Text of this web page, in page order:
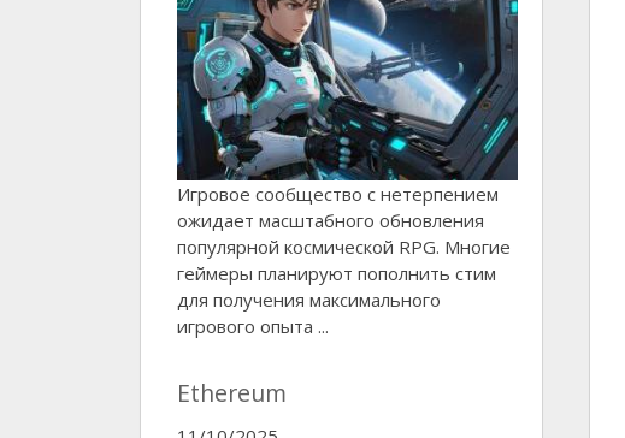
Игровое сообщество с нетерпением
ожидает масштабного обновления
популярной космической RPG. Многие
геймеры планируют пополнить стим
для получения максимального
игрового опыта ...
Ethereum